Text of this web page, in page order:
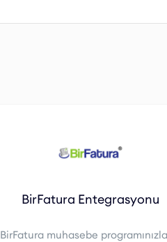
BirFatura Entegrasyonu
BirFatura muhasebe